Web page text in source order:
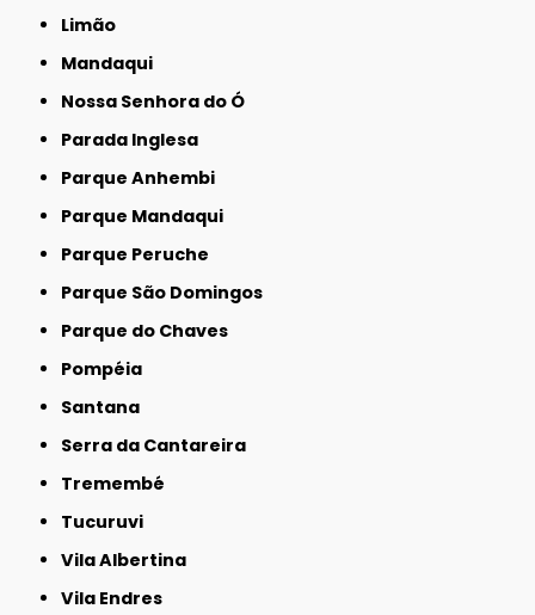
Limão
Mandaqui
Nossa Senhora do Ó
Parada Inglesa
Parque Anhembi
Parque Mandaqui
Parque Peruche
Parque São Domingos
Parque do Chaves
Pompéia
Santana
Serra da Cantareira
Tremembé
Tucuruvi
Vila Albertina
Vila Endres